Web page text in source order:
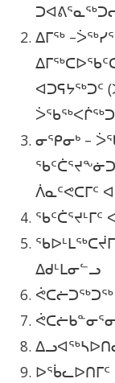
ᐃᒥᖅ
ᐊᑐᕋᔭᖅᑐᑦ
ᓂᕿᓂᒃ –
ᐲᓇᑦᕙᑕᒥᑦ
ᖃᑦᑖᕐᔪᒻᒥᑦ
ᐃᑯᒻᒪᓂᓪᓗ
ᕚᑕᓖᑐᖅᑐᖅ
ᐅᖄᓚᐅᑎᒥᑦ